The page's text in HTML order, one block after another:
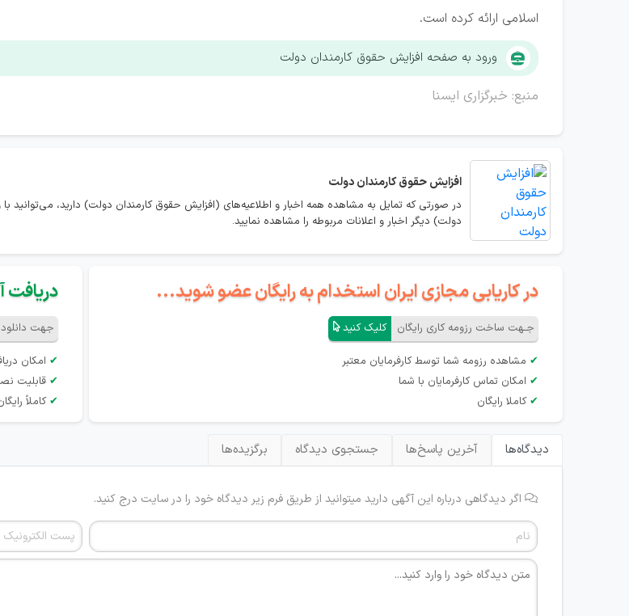
اسلامی ارائه کرده است.
ورود به صفحه افزایش حقوق کارمندان دولت
منبع: خبرگزاری ایسنا
افزایش حقوق کارمندان دولت
در صورتی که تمایل به مشاهده همه اخبار و اطلاعیه‌های (افزایش حقوق کارمندان دولت) دارید،
دولت) دیگر اخبار و اعلانات مربوطه را مشاهده نمایید.
در کاریابی مجازی ایران استخدام به رایگان عضو شوید...
جـهت ساخت رزومه کاری رایگان کلیک کنید
✔ مشاهده رزومه شما توسط کارفرمایان معتبر
✔ امکان تماس کارفرمایان با شما
✔ کاملا رایگان
دریافت
جهت دانلود
✔ امکان
✔ قابلیت
✔کاملاً
دیدگاه‌ها آخرین پاسخ‌ها جستجوی دیدگاه برگزیده‌ها
اگر دیدگاهی درباره این آگهی دارید میتوانید از طریق فرم زیر دیدگاه خود را در سایت درج کنید.